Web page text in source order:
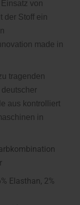
von
der Stoff ein
made in
tragenden
aus kontrolliert
in
Elasthan, 2%